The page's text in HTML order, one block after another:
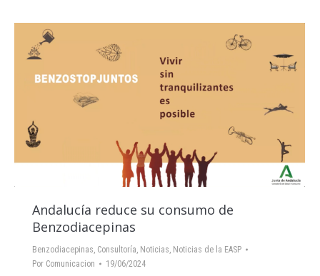
Andalucía reduce su consumo de
Benzodiacepinas
Benzodiacepinas Consultoría Noticias Noticias de la EASP
Por Comunicacion 19/06/2024